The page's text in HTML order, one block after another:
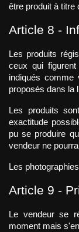
être produit à titre
Article 8 -
Les produits
ceux qui
indiqués
proposés dans la
Les produits
exactitude
pu se produire
vendeur ne
Les
Article 9 -
Le vendeur se
moment mais